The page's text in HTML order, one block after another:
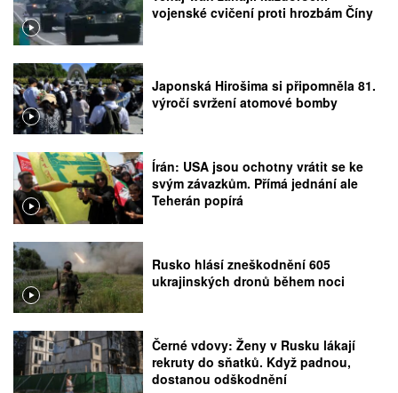
vojenské cvičení proti hrozbám Číny
Japonská Hirošima si připomněla 81.
výročí svržení atomové bomby
Írán: USA jsou ochotny vrátit se ke
svým závazkům. Přímá jednání ale
Teherán popírá
Rusko hlásí zneškodnění 605
ukrajinských dronů během noci
Černé vdovy: Ženy v Rusku lákají
rekruty do sňatků. Když padnou,
dostanou odškodnění